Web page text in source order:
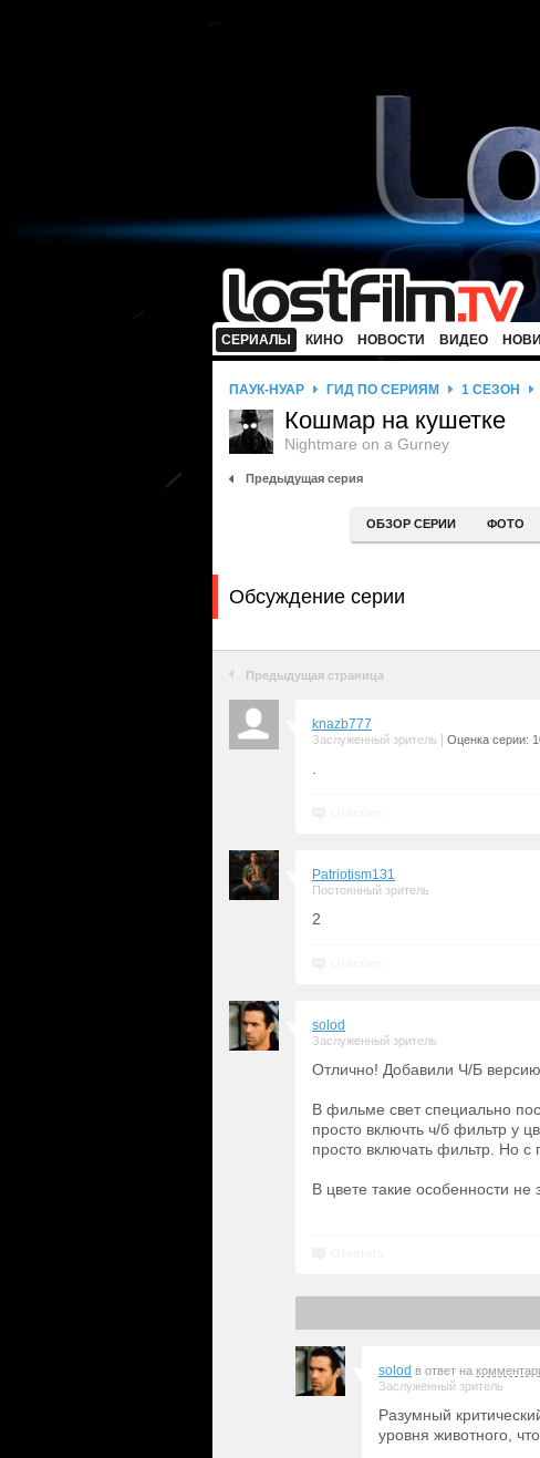
СЕРИАЛЫ КИНО НОВОСТИ ВИДЕО
ПАУК-НУАР ГИД ПО СЕРИЯМ 1 СЕЗОН
Кошмар на кушетке
Nightmare on a Gurney
Предыдущая серия
ОБЗОР СЕРИИ ФОТО
Обсуждение серии
Предыдущая страница
knazb777
Заслуженный зритель Оценка серии:
Patriotism131
Постоянный зритель
2
solod
Заслуженный зритель
Отлично! Добавили Ч/Б
В фильме свет специально
просто включть ч/б фильтр у
просто включать фильтр. Но с
В цвете такие особенности
solod в ответ на
Заслуженный зритель
Разумный
уровня животного,